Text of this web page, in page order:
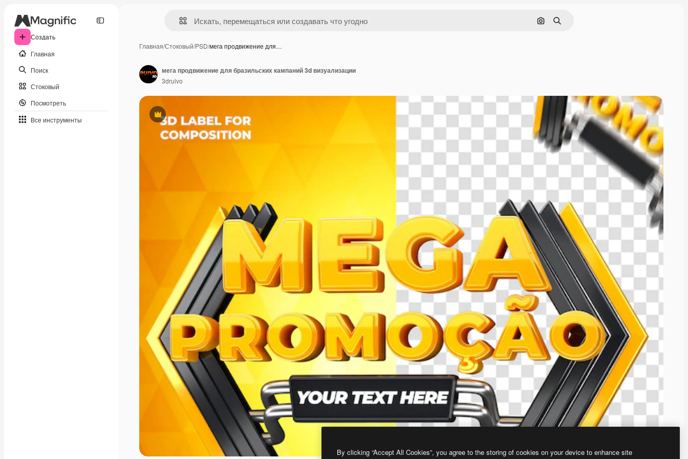
Создать
Главная
Поиск
Стоковый
Посмотреть
Все инструменты
Поиск по изображению
Поиск
Главная/Стоковый/PSD/мега продвижение для…
Премиум
мега продвижение для бразильских кампаний 3d визуализации
3druivo
By clicking “Accept All Cookies”, you agree to the storing of cookies on your device to enhance site